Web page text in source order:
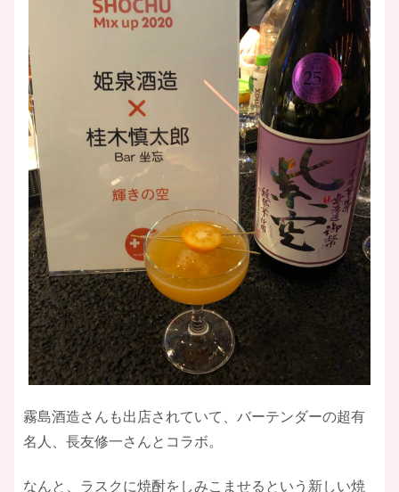
霧島酒造さんも出店されていて、バーテンダーの超有
名人、長友修一さんとコラボ。
なんと、ラスクに焼酎をしみこませるという新しい焼